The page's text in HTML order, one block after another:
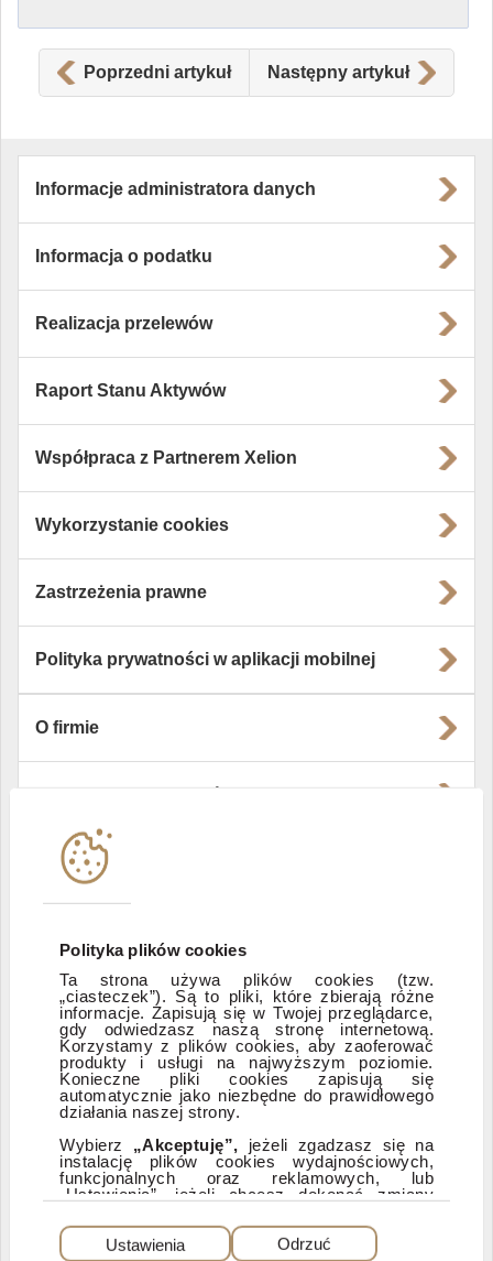
Polityka plików cookies
Ta strona używa plików cookies (tzw.
„ciasteczek”). Są to pliki, które zbierają różne
informacje. Zapisują się w Twojej przeglądarce,
gdy odwiedzasz naszą stronę internetową.
Korzystamy z plików cookies, aby zaoferować
produkty i usługi na najwyższym poziomie.
Konieczne pliki cookies zapisują się
automatycznie jako niezbędne do prawidłowego
działania naszej strony.
Wybierz „Akceptuję”, jeżeli zgadzasz się na
instalację plików cookies wydajnościowych,
funkcjonalnych oraz reklamowych, lub
„Ustawienia”, jeżeli chcesz dokonać zmiany
Dzięki plikom cookies możemy: udostępniać
Ustawienia Odrzuć
Poprzedni artykuł Następny artykuł
Informacje administratora danych
Informacja o podatku
Realizacja przelewów
Raport Stanu Aktywów
Współpraca z Partnerem Xelion
Wykorzystanie cookies
Zastrzeżenia prawne
Polityka prywatności w aplikacji mobilnej
O firmie
Instytucje współpracujące
Zastrzeżenia prawne
ESG
PEŁNA WERSJA SERWISU